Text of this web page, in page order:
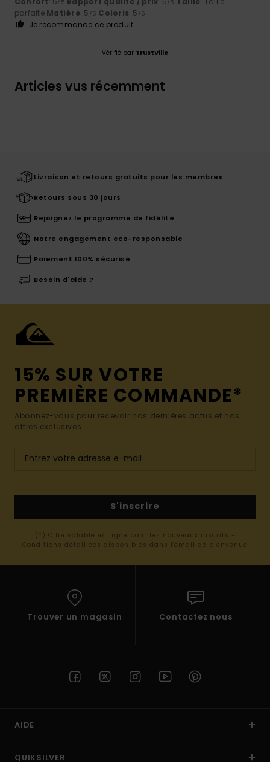
/5 /5
parfaite Matière: 5 /5 Coloris: 5 /5
Je recommande ce produit
Vérifié par TrustVille
Articles vus récemment
Livraison et retours gratuits pour les membres
Retours sous 30 jours
Rejoignez le programme de fidélité
Notre engagement eco-responsable
Paiement 100% sécurisé
Besoin d'aide ?
15% SUR VOTRE
PREMIÈRE COMMANDE*
Abonnez-vous pour recevoir nos dernières actus et nos
offres exclusives.
S'inscrire
(*) Offre valable en ligne pour les nouveaux inscrits -
Conditions détaillées disponibles dans l'email de bienvenue
Trouver un magasin Contactez nous
AIDE
QUIKSILVER